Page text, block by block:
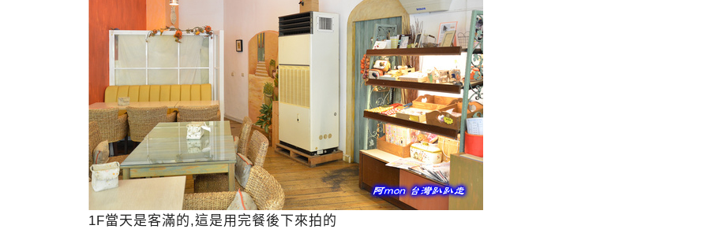
1F當天是客滿的,這是用完餐後下來拍的